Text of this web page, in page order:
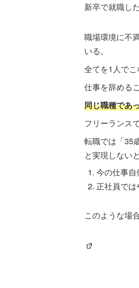
新卒で就職し
職場環境に不
いる。
全てを1人で
仕事を辞める
同じ職種であ
フリーランス
転職では「35
と実現しない
今の仕事自
正社員で
このような場